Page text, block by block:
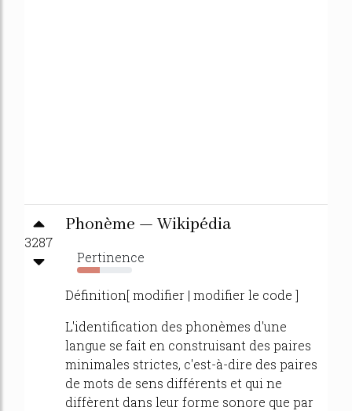
3287
Phonème — Wikipédia
Pertinence
42%
Définition[ modifier | modifier le code ]
L'identification des phonèmes d'une
langue se fait en construisant des paires
minimales strictes, c'est-à-dire des paires
de mots de sens différents et qui ne
diffèrent dans leur forme sonore que par